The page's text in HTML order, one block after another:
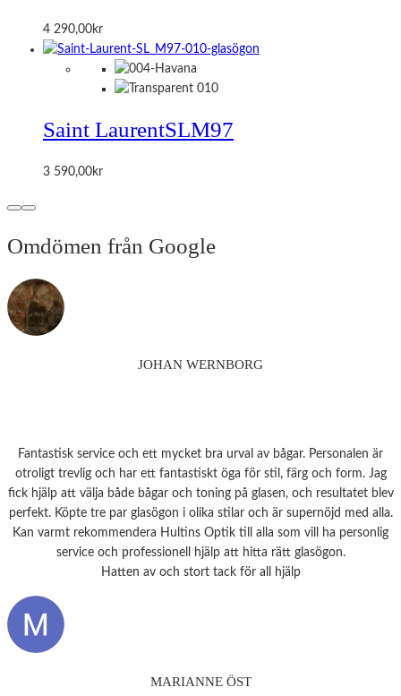
4 290,00kr
Saint LaurentSLM97
3 590,00kr
Omdömen från Google
JOHAN WERNBORG
Fantastisk service och ett mycket bra urval av bågar. Personalen är
otroligt trevlig och har ett fantastiskt öga för stil, färg och form. Jag
fick hjälp att välja både bågar och toning på glasen, och resultatet blev
perfekt. Köpte tre par glasögon i olika stilar och är supernöjd med alla.
Kan varmt rekommendera Hultins Optik till alla som vill ha personlig
service och professionell hjälp att hitta rätt glasögon.
Hatten av och stort tack för all hjälp
MARIANNE ÖST